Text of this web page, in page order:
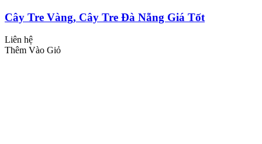
Cây Tre Vàng, Cây Tre Đà Nẵng Giá Tốt
Liên hệ
Thêm Vào Giỏ